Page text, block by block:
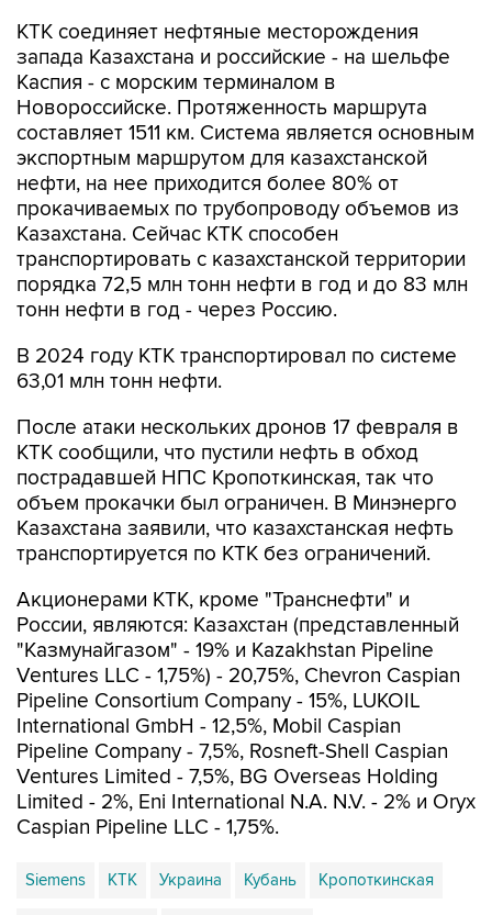
КТК соединяет нефтяные месторождения
запада Казахстана и российские - на шельфе
Каспия - с морским терминалом в
Новороссийске. Протяженность маршрута
составляет 1511 км. Система является основным
экспортным маршрутом для казахстанской
нефти, на нее приходится более 80% от
прокачиваемых по трубопроводу объемов из
Казахстана. Сейчас КТК способен
транспортировать с казахстанской территории
порядка 72,5 млн тонн нефти в год и до 83 млн
тонн нефти в год - через Россию.
В 2024 году КТК транспортировал по системе
63,01 млн тонн нефти.
После атаки нескольких дронов 17 февраля в
КТК сообщили, что пустили нефть в обход
пострадавшей НПС Кропоткинская, так что
объем прокачки был ограничен. В Минэнерго
Казахстана заявили, что казахстанская нефть
транспортируется по КТК без ограничений.
Акционерами КТК, кроме "Транснефти" и
России, являются: Казахстан (представленный
"Казмунайгазом" - 19% и Kazakhstan Pipeline
Ventures LLC - 1,75%) - 20,75%, Chevron Caspian
Pipeline Consortium Company - 15%, LUKOIL
International GmbH - 12,5%, Mobil Caspian
Pipeline Company - 7,5%, Rosneft-Shell Caspian
Ventures Limited - 7,5%, BG Overseas Holding
Limited - 2%, Eni International N.A. N.V. - 2% и Oryx
Caspian Pipeline LLC - 1,75%.
Siemens КТК Украина Кубань Кропоткинская